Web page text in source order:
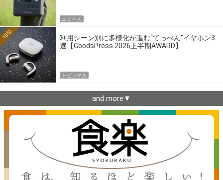
ニュース
利用シーン別に多様化が進む“てっぺん”イヤホン3
選【GoodsPress 2026上半期AWARD】
10位
トピックス
and more▼